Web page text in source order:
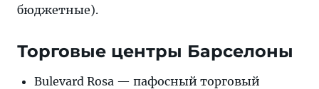
бюджетные).
Торговые центры Барселоны
Bulevard Rosa — пафосный торговый